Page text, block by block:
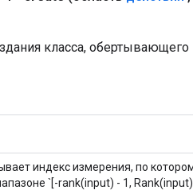
класса,
индекс измерения, по
`[-rank(input) - 1,